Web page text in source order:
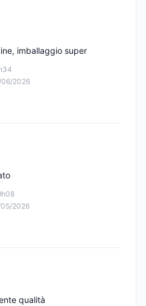
06/2026
imballaggio super
2026
qualità